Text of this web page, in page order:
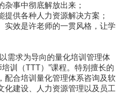
事中彻底解放出来；
供各种人力资源解决方案；
效是许老师的一贯风格，让学
需求为导向的量化培训管理体
训（TTT）”课程。特别擅长的
配合培训量化管理体系咨询及软
化建设、人力资源管理以及员工